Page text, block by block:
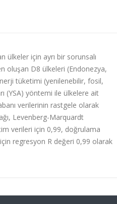
ülkeler için ayrı bir sorunsalı
oluşan D8 ülkeleri (Endonezya,
tüketimi (yenilenebilir, fosil,
(YSA) yöntemi ile ülkelere ait
verilerinin rastgele olarak
Levenberg-Marquardt
verileri için 0,99, doğrulama
regresyon R değeri 0,99 olarak